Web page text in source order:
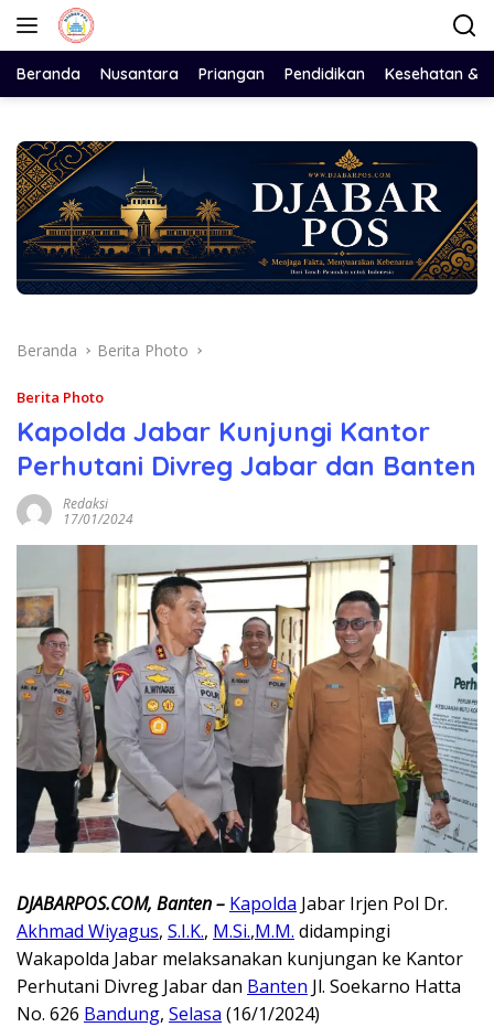
Langsung
Beranda Nusantara Priangan Pendidikan Kesehatan &
Beranda Berita Photo
Berita Photo
Kapolda Jabar Kunjungi Kantor
Perhutani Divreg Jabar dan Banten
Redaksi
17/01/2024
DJABARPOS.COM, Banten – Kapolda Jabar Irjen Pol Dr.
Akhmad Wiyagus, S.I.K., M.Si.,M.M. didampingi
Wakapolda Jabar melaksanakan kunjungan ke Kantor
Perhutani Divreg Jabar dan Banten Jl. Soekarno Hatta
No. 626 Bandung, Selasa (16/1/2024)